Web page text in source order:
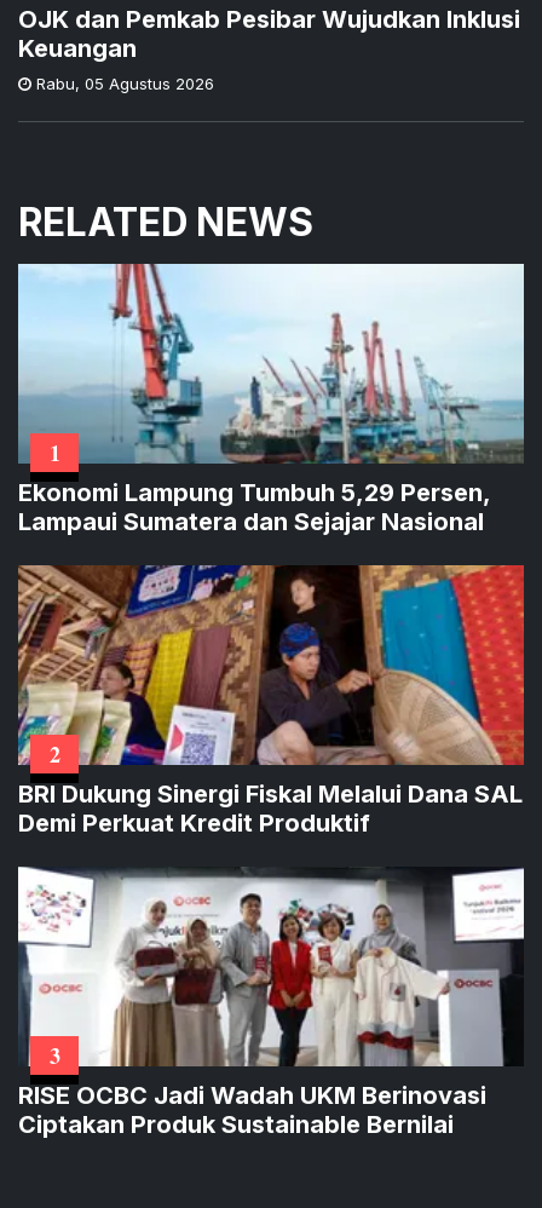
OJK dan Pemkab Pesibar Wujudkan Inklusi
Keuangan
Rabu, 05 Agustus 2026
RELATED NEWS
1
Ekonomi Lampung Tumbuh 5,29 Persen,
Lampaui Sumatera dan Sejajar Nasional
2
BRI Dukung Sinergi Fiskal Melalui Dana SAL
Demi Perkuat Kredit Produktif
3
RISE OCBC Jadi Wadah UKM Berinovasi
Ciptakan Produk Sustainable Bernilai